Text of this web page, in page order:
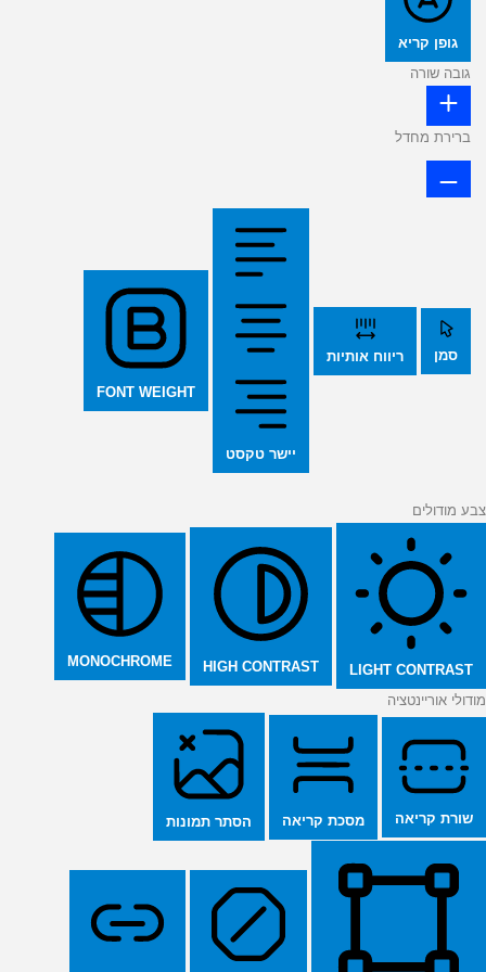
גופן קריא
גובה שורה
ברירת מחדל
סמן ריווח אותיות
יישר טקסט
FONT WEIGHT
צבע מודולים
LIGHT CONTRAST
HIGH CONTRAST
MONOCHROME
מודולי אוריינטציה
שורת קריאה מסכת קריאה הסתר תמונות